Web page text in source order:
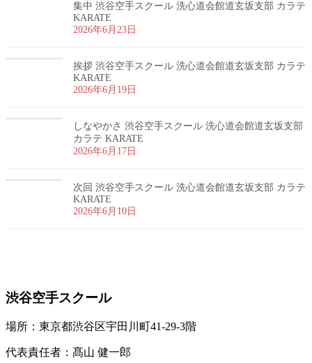
集中 渋谷空手スクール 洗心道会館道玄坂支部 カラテ
KARATE
2026年6月23日
挨拶 渋谷空手スクール 洗心道会館道玄坂支部 カラテ
KARATE
2026年6月19日
しなやかさ 渋谷空手スクール 洗心道会館道玄坂支部
カラテ KARATE
2026年6月17日
次回 渋谷空手スクール 洗心道会館道玄坂支部 カラテ
KARATE
2026年6月10日
渋谷空手スクール
場所：東京都渋谷区宇田川町41-29-3階
代表責任者：髙山 健一郎